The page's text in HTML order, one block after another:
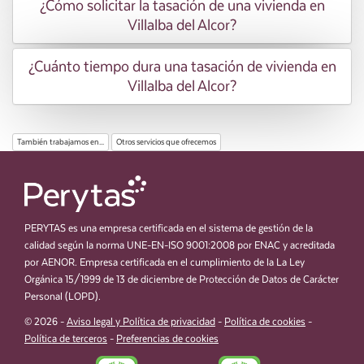
¿Cómo solicitar la tasación de una vivienda en
Villalba del Alcor?
¿Cuánto tiempo dura una tasación de vivienda en
Villalba del Alcor?
También trabajamos en... Otros servicios que ofrecemos
PERYTAS es una empresa certificada en el sistema de gestión de la
calidad según la norma UNE-EN-ISO 9001:2008 por ENAC y acreditada
por AENOR. Empresa certificada en el cumplimiento de la La Ley
Orgánica 15/1999 de 13 de diciembre de Protección de Datos de Carácter
Personal (LOPD).
© 2026 - Aviso legal y Política de privacidad - Política de cookies -
Política de terceros - Preferencias de cookies